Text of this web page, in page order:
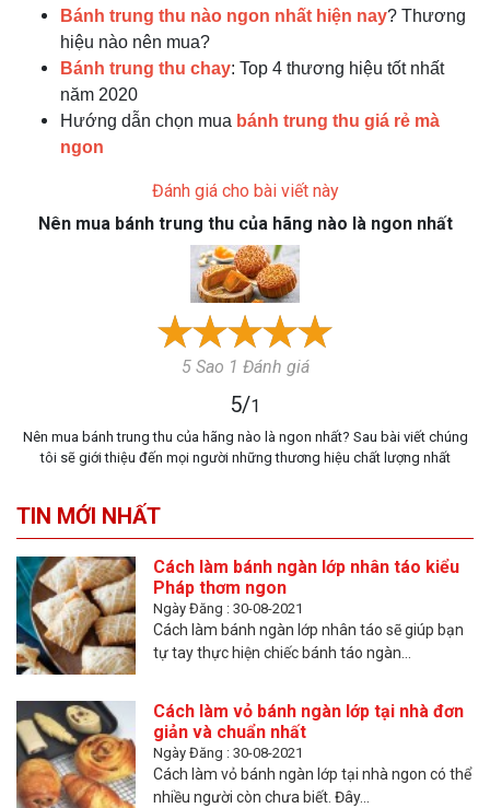
Bánh trung thu nào ngon nhất hiện nay? Thương
hiệu nào nên mua?
Bánh trung thu chay: Top 4 thương hiệu tốt nhất
năm 2020
Hướng dẫn chọn mua bánh trung thu giá rẻ mà
ngon
Đánh giá cho bài viết này
Nên mua bánh trung thu của hãng nào là ngon nhất
5 Sao 1 Đánh giá
5/1
Nên mua bánh trung thu của hãng nào là ngon nhất? Sau bài viết chúng
tôi sẽ giới thiệu đến mọi người những thương hiệu chất lượng nhất
TIN MỚI NHẤT
Cách làm bánh ngàn lớp nhân táo kiểu
Pháp thơm ngon
Ngày Đăng : 30-08-2021
Cách làm bánh ngàn lớp nhân táo sẽ giúp bạn
tự tay thực hiện chiếc bánh táo ngàn...
Cách làm vỏ bánh ngàn lớp tại nhà đơn
giản và chuẩn nhất
Ngày Đăng : 30-08-2021
Cách làm vỏ bánh ngàn lớp tại nhà ngon có thể
nhiều người còn chưa biết. Đây...